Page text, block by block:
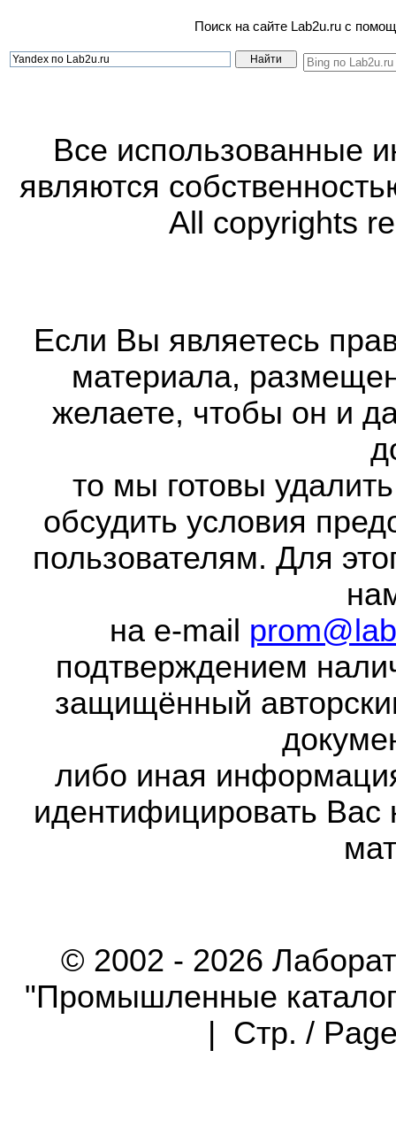
Поиск на сайте Lab2u.ru с
Все использованные
являются
All copyrights
Если Вы являетесь
материала,
желаете, чтобы он и
то мы готовы
обсудить условия
пользователям. Для
на e-mail
подтверждением
защищённый
либо иная
идентифицировать Вас
© 2002 - 2026
"Промышленные
| Стр. /